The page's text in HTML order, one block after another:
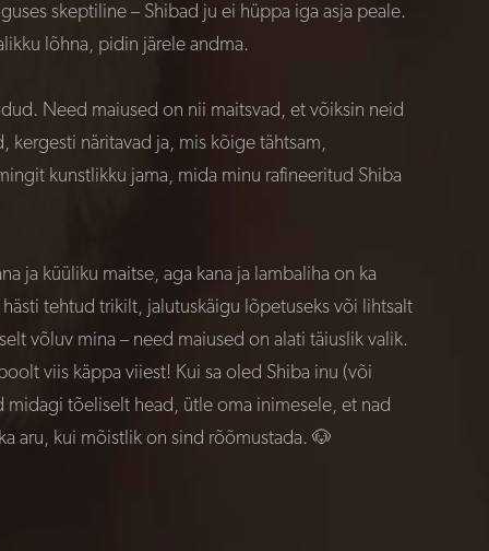
skeptiline – Shibad ju ei hüppa iga asja peale.
lõhna, pidin järele andma.
Need maiused on nii maitsvad, et võiksin neid
näritavad ja, mis kõige tähtsam,
kunstlikku jama, mida minu rafineeritud Shiba
ja küüliku maitse, aga kana ja lambaliha on ka
tehtud trikilt, jalutuskäigu lõpetuseks või lihtsalt
võluv mina – need maiused on alati täiuslik valik.
viis käppa viiest! Kui sa oled Shiba inu (või
midagi tõeliselt head, ütle oma inimesele, et nad
aru, kui mõistlik on sind rõõmustada. 🐶